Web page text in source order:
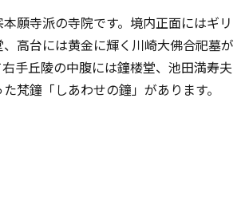
願寺派の寺院です。境内正面にはギリ
高台には黄金に輝く川崎大佛合祀墓が
手丘陵の中腹には鐘楼堂、池田満寿夫
梵鐘「しあわせの鐘」があります。